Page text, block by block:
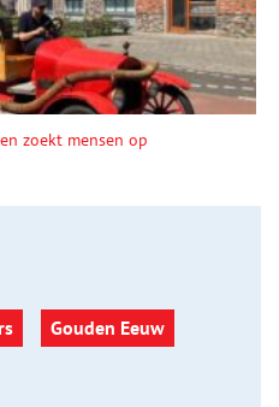
zoekt mensen op
Gouden Eeuw